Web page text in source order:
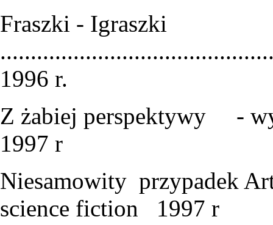
Fraszki - Igraszki
1996 r.
Z żabiej perspektywy -
1997 r
Niesamowity przypadek
science fiction 1997 r